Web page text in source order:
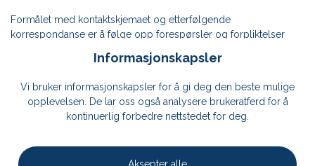
Informasjonskapsler
Vi bruker informasjonskapsler for å gi deg den beste mulige
opplevelsen. De lar oss også analysere brukeratferd for å
kontinuerlig forbedre nettstedet for deg.
Formålet med kontaktskjemaet og etterfølgende
korrespondanse er å følge opp forespørsler og forpliktelser
åpen plattform mellom seg og sine kunder for å sikre en
Formålet med Informasjonen fra Google Analytics er å bedre
nettside opplevelsen. Dette kan for eksempel være å gjøre
og levere tjenestene som forventes på en bedre måte og hindre